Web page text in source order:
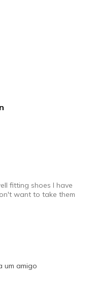
fitting shoes I have
want to take them
um amigo